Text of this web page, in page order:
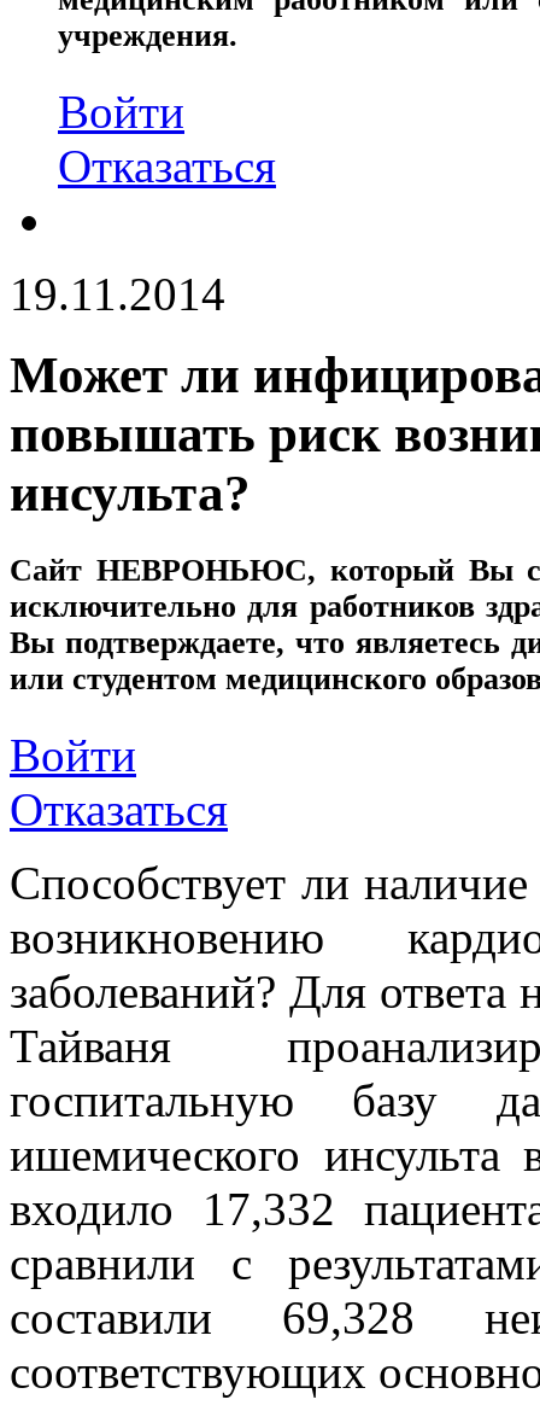
учреждения.
Войти
Отказаться
19.11.2014
Может ли
повышать риск
инсульта?
Сайт НЕВРОНЬЮС, который Вы
исключительно для работников
Вы подтверждаете, что являетесь
или студентом медицинского
Войти
Отказаться
Способствует ли
возникновению
заболеваний? Для ответа
Тайваня
госпитальную базу
ишемического
входило 17,332
сравнили с
составили 69,328
соответствующих